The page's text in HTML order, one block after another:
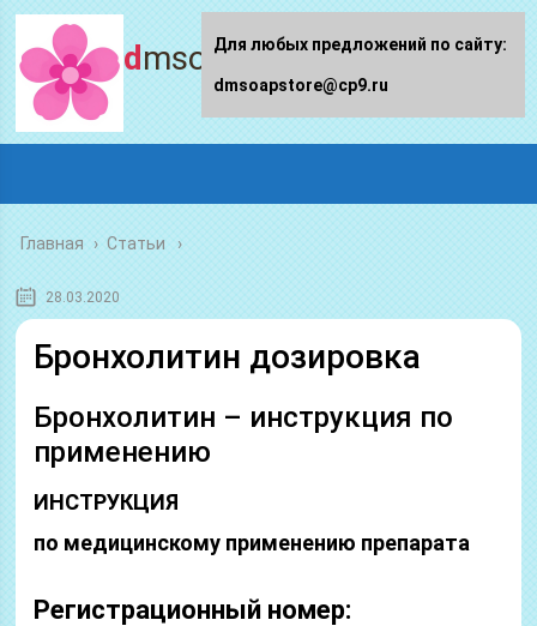
dmsoapstore.ru
Главная › Статьи
28.03.2020
Бронхолитин дозировка
Бронхолитин – инструкция по
применению
ИНСТРУКЦИЯ
по медицинскому применению препарата
Регистрационный номер:
Для любых предложений по сайту:
dmsoapstore@cp9.ru